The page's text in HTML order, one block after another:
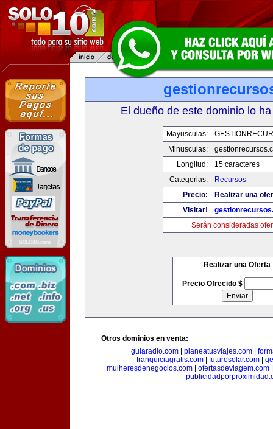
El dueño de este dominio lo
Mayusculas:
Minusculas:
Longitud:
15 caracteres
Categorias:
Recursos
Precio:
Realizar una
Visitar!
Serán consideradas
Realizar una Oferta
Precio Ofrecido $
Otros dominios en venta:
guiaradio.com
planeatusviajes.com
franquiciagratis.com
futurosolar.com
mulheresdenegocios.com
ofertasdeviagem.com